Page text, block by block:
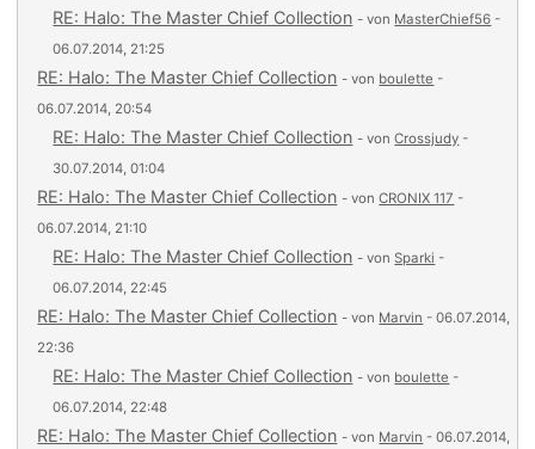
RE: Halo: The Master Chief Collection - von MasterChief56 -
06.07.2014, 21:25
RE: Halo: The Master Chief Collection - von boulette -
06.07.2014, 20:54
RE: Halo: The Master Chief Collection - vonCrossjudy -
30.07.2014, 01:04
RE: Halo: The Master Chief Collection - vonCRONIX 117 -
06.07.2014, 21:10
RE: Halo: The Master Chief Collection - vonSparki -
06.07.2014, 22:45
RE: Halo: The Master Chief Collection - von Marvin - 06.07.2014,
22:36
RE: Halo: The Master Chief Collection - von boulette -
06.07.2014, 22:48
RE: Halo: The Master Chief Collection - von Marvin - 06.07.2014,